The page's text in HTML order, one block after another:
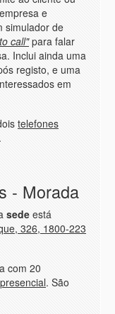
e
simulador de
call"para falar
Inclui ainda uma
registo, e uma
em
telefones
.
- Morada
sede está
326, 1800-223
com 20
. São